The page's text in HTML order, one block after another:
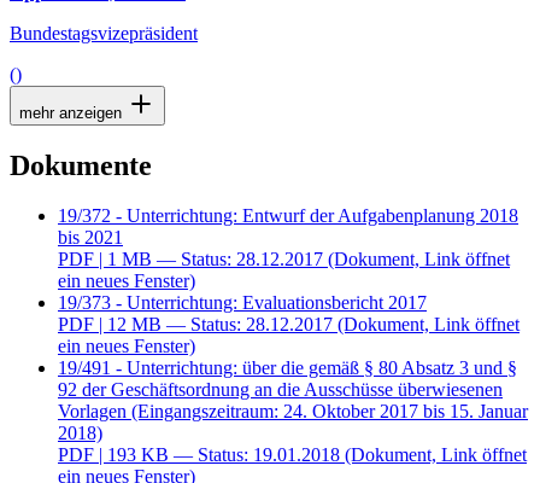
Bundestagsvizepräsident
()
mehr anzeigen
Dokumente
19/372 - Unterrichtung: Entwurf der Aufgabenplanung 2018
bis 2021
PDF | 1 MB — Status: 28.12.2017 (Dokument, Link öffnet
ein neues Fenster)
19/373 - Unterrichtung: Evaluationsbericht 2017
PDF | 12 MB — Status: 28.12.2017 (Dokument, Link öffnet
ein neues Fenster)
19/491 - Unterrichtung: über die gemäß § 80 Absatz 3 und §
92 der Geschäftsordnung an die Ausschüsse überwiesenen
Vorlagen (Eingangszeitraum: 24. Oktober 2017 bis 15. Januar
2018)
PDF | 193 KB — Status: 19.01.2018 (Dokument, Link öffnet
ein neues Fenster)